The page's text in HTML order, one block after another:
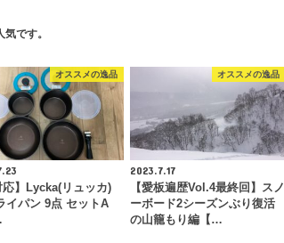
です。
オススメの逸品
応】Lycka(リュッカ)
イパン 9点 セットA
オススメの逸品
2023.7.17
【愛板遍歴Vol.4最終回】スノ
ーボード2シーズンぶり復活
の山籠もり編【…